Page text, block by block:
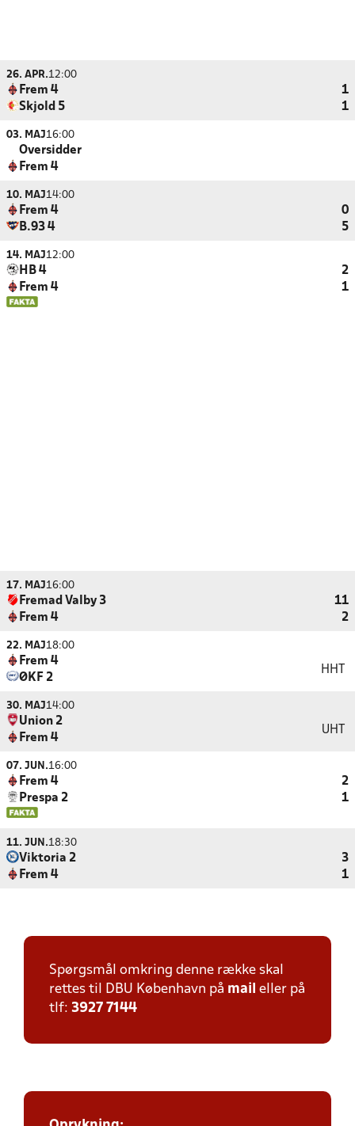
26. APR.12:00
Frem 4
1
Skjold 5
1
03. MAJ16:00
Oversidder
Frem 4
10. MAJ14:00
Frem 4
0
B.93 4
5
14. MAJ12:00
HB 4
2
Frem 4
1
17. MAJ16:00
Fremad Valby 3
11
Frem 4
2
22. MAJ18:00
Frem 4
ØKF 2
HHT
30. MAJ14:00
Union 2
Frem 4
UHT
07. JUN.16:00
Frem 4
2
Prespa 2
1
11. JUN.18:30
Viktoria 2
3
Frem 4
1
Spørgsmål omkring denne række skal
rettes til DBU København på mail eller på
tlf: 3927 7144